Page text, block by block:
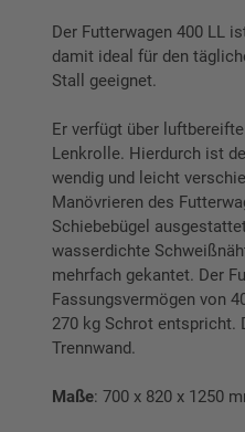
Der Futterwagen 400 LL
damit ideal für den
Stall geeignet.
Er verfügt über
Lenkrolle. Hierdurch ist
wendig und leicht
Manövrieren des
Schiebebügel
wasserdichte
mehrfach gekantet. Der
Fassungsvermögen von
270 kg Schrot entspricht.
Trennwand.
Maße: 700 x 820 x 1250